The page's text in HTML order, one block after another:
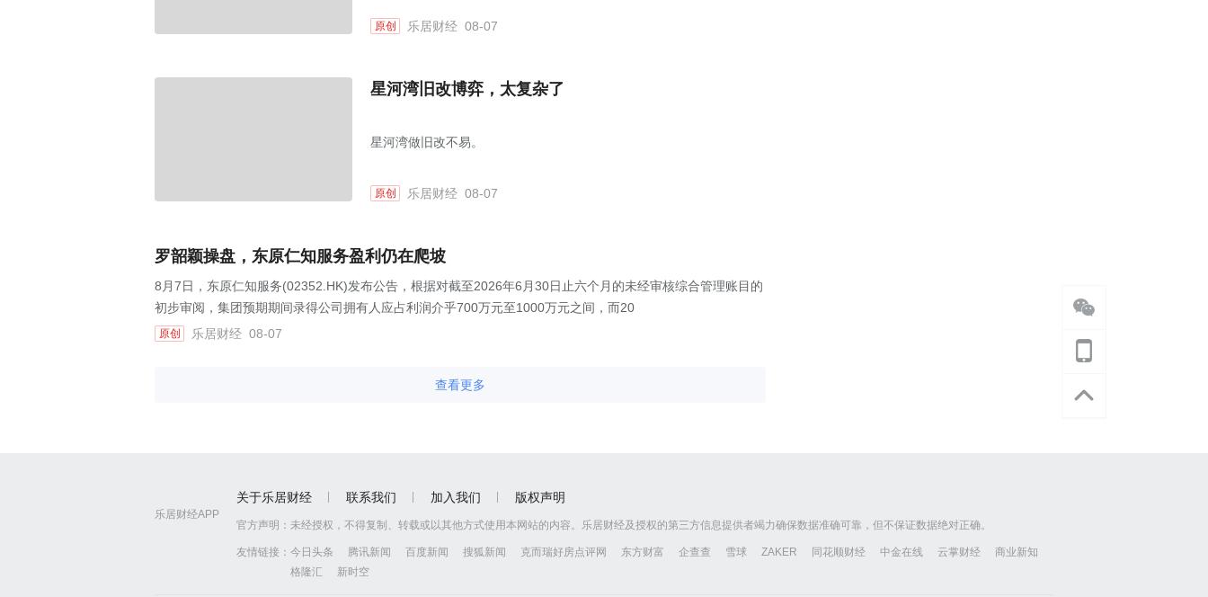
原创 乐居财经 08-07
星河湾旧改博弈，太复杂了
星河湾做旧改不易。
原创 乐居财经 08-07
罗韶颖操盘，东原仁知服务盈利仍在爬坡
8月7日，东原仁知服务(02352.HK)发布公告，根据对截至2026年6月30日止六个月的未经审核综合管理账目的
初步审阅，集团预期期间录得公司拥有人应占利润介乎700万元至1000万元之间，而20
原创 乐居财经 08-07
查看更多
乐居财经APP
关于乐居财经 联系我们 加入我们 版权声明
官方声明： 未经授权，不得复制、转载或以其他方式使用本网站的内容。乐居财经及授权的第三方信息提供者竭力确保数据准确可靠，但不保证数据绝对正确。
友情链接： 今日头条 腾讯新闻 百度新闻 搜狐新闻 克而瑞好房点评网 东方财富 企查查 雪球 ZAKER 同花顺财经 中金在线 云掌财经
商业新知
格隆汇
新时空